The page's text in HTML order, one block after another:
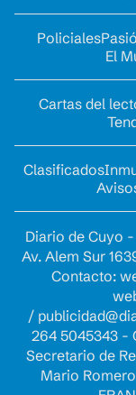
Policiales
El
Cartas del
Clasificados
Diario de Cuyo
Av. Alem Sur
Contacto:
/
264 5045343 -
Secretario de
Mario